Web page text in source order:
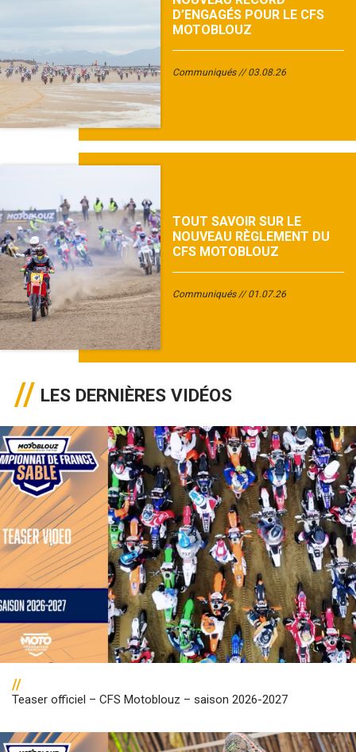
D’ENGAGÉS POUR LE CFS
MOTOBLOUZ
Communiqués 03.08.26
TOUT SAVOIR SUR LE
NOUVEAU RÈGLEMENT DU
CFS MOTOBLOUZ
Communiqués 01.07.26
LES DERNIÈRES VIDÉOS
//
Teaser officiel – CFS Motoblouz – saison 2026-2027